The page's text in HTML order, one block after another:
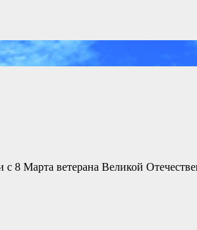
8 Марта ветерана Великой